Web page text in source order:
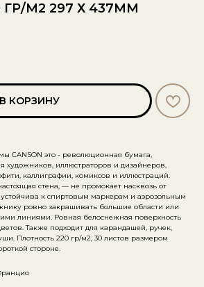
ГР/М2 297 Х 437ММ
В КОРЗИНУ
CANSON это - революционная бумага,
художников, иллюстраторов и дизайнеров,
каллиграфии, комиксов и иллюстраций.
стена, — не промокает насквозь от
устойчива к спиртовым маркерам и аэрозольным
ровно закрашивать большие области или
линиями. Ровная белоснежная поверхность
Также подходит для карандашей, ручек,
Плотность 220 гр/м2, 30 листов размером
стороне.